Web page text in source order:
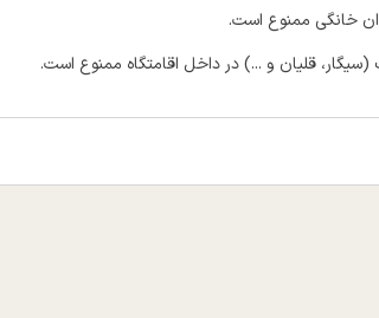
خانگی ممنوع است.
(سیگار، قلیان و ...) در داخل اقامتگاه ممنوع است.